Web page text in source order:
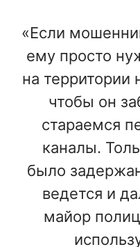
«Если
ему просто
на территории
чтобы он
стараемся
каналы.
было
ведется и
майор